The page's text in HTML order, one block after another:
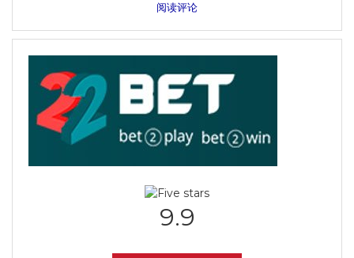
阅读评论
9.9